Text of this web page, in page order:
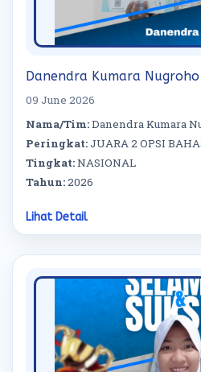
Danendra Kumara Nugroho
09 June 2026
Nama/Tim:Danendra Kumara
Peringkat:JUARA 2 OPSI
Tingkat:NASIONAL
Tahun:2026
Lihat Detail